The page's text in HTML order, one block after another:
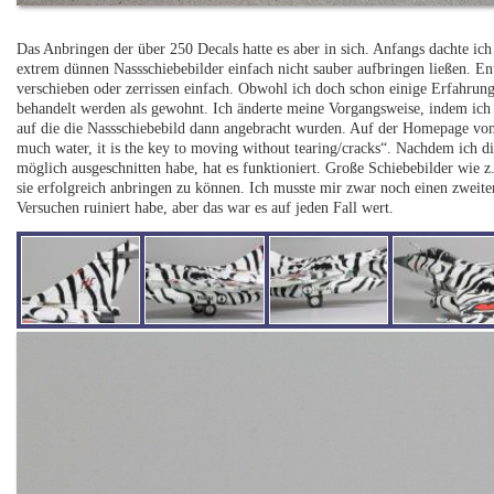
Das Anbringen der über 250 Decals hatte es aber in sich. Anfangs dachte
extrem dünnen Nassschiebebilder einfach nicht sauber aufbringen ließen.
verschieben oder zerrissen einfach. Obwohl ich doch schon einige
behandelt werden als gewohnt. Ich änderte meine Vorgangsweise, indem
auf die die Nassschiebebild dann angebracht wurden. Auf der Homepage
much water, it is the key to moving without tearing/cracks“. Nachdem ich
möglich ausgeschnitten habe, hat es funktioniert. Große Schiebebilder wie
sie erfolgreich anbringen zu können. Ich musste mir zwar noch einen
Versuchen ruiniert habe, aber das war es auf jeden Fall wert.